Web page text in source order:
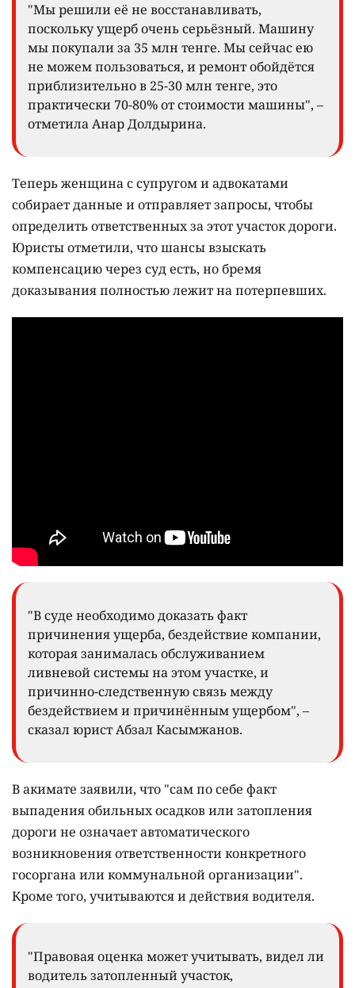
"Мы решили её не восстанавливать,
поскольку ущерб очень серьёзный. Машину
мы покупали за 35 млн тенге. Мы сейчас ею
не можем пользоваться, и ремонт обойдётся
приблизительно в 25-30 млн тенге, это
практически 70-80% от стоимости машины", –
отметила Анар Долдырина.
Теперь женщина с супругом и адвокатами
собирает данные и отправляет запросы, чтобы
определить ответственных за этот участок дороги.
Юристы отметили, что шансы взыскать
компенсацию через суд есть, но бремя
доказывания полностью лежит на потерпевших.
"В суде необходимо доказать факт
причинения ущерба, бездействие компании,
которая занималась обслуживанием
ливневой системы на этом участке, и
причинно-следственную связь между
бездействием и причинённым ущербом", –
сказал юрист Абзал Касымжанов.
В акимате заявили, что "сам по себе факт
выпадения обильных осадков или затопления
дороги не означает автоматического
возникновения ответственности конкретного
госоргана или коммунальной организации".
Кроме того, учитываются и действия водителя.
"Правовая оценка может учитывать, видел ли
водитель затопленный участок,